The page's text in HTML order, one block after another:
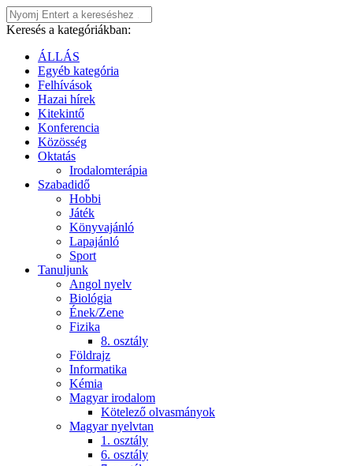
Keresés a kategóriákban:
ÁLLÁS
Egyéb kategória
Felhívások
Hazai hírek
Kitekintő
Konferencia
Közösség
Oktatás
Irodalomterápia
Szabadidő
Hobbi
Játék
Könyvajánló
Lapajánló
Sport
Tanuljunk
Angol nyelv
Biológia
Ének/Zene
Fizika
8. osztály
Földrajz
Informatika
Kémia
Magyar irodalom
Kötelező olvasmányok
Magyar nyelvtan
1. osztály
6. osztály